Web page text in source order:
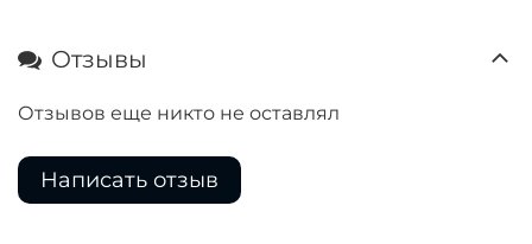
Отзывы
Отзывов еще никто не оставлял
Написать отзыв